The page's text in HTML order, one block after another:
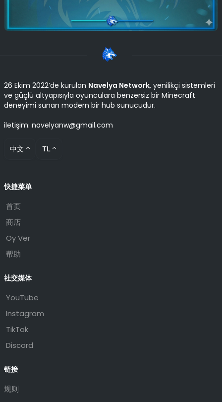
26 Ekim 2022’de kurulan Navelya Network, yenilikçi sistemleri
ve güçlü altyapısıyla oyunculara benzersiz bir Minecraft
deneyimi sunan modern bir hub sunucudur.
iletişim: navelyanw@gmail.com
中文 TL
快捷菜单
首页
商店
Oy Ver
帮助
社交媒体
YouTube
Instagram
TikTok
Discord
链接
规则